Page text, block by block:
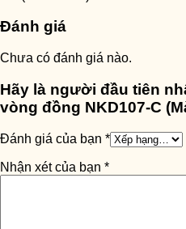
Đánh giá
Chưa có đánh giá nào.
Hãy là người đầu tiên
vòng đồng NKD107-C
Đánh giá của bạn *
Nhận xét của bạn *